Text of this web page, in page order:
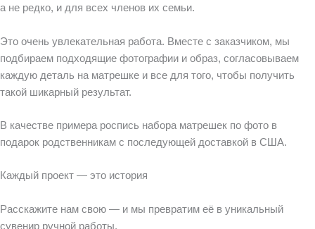
а не редко, и для всех членов их семьи.
Это очень увлекательная работа. Вместе с заказчиком, мы
подбираем подходящие фотографии и образ, согласовываем
каждую деталь на матрешке и все для того, чтобы получить
такой шикарный результат.
В качестве примера роспись набора матрешек по фото в
подарок родственникам с последующей доставкой в США.
Каждый проект — это история
Расскажите нам свою — и мы превратим её в уникальный
сувенир ручной работы.